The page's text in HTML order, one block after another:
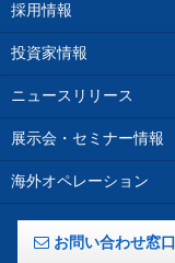
採用情報
投資家情報
ニュースリリース
展示会・セミナー情報
海外オペレーション
お問い合わせ窓口